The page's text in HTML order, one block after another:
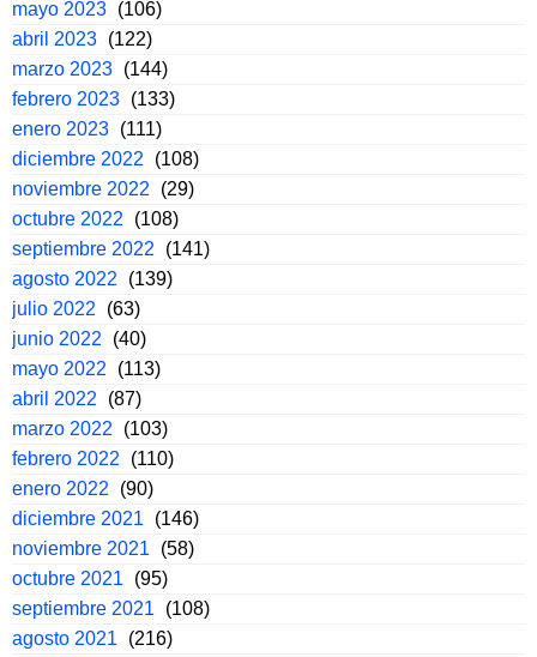
mayo 2023 (106)
abril 2023 (122)
marzo 2023 (144)
febrero 2023 (133)
enero 2023 (111)
diciembre 2022
(108)
noviembre 2022
(29)
octubre 2022
(108)
septiembre 2022
(141)
agosto 2022
(139)
julio 2022
(63)
junio 2022
(40)
mayo 2022
(113)
abril 2022
(87)
marzo 2022
(103)
febrero 2022
(110)
enero 2022
(90)
diciembre 2021
(146)
noviembre 2021
(58)
octubre 2021
(95)
septiembre 2021
(108)
agosto 2021
(216)